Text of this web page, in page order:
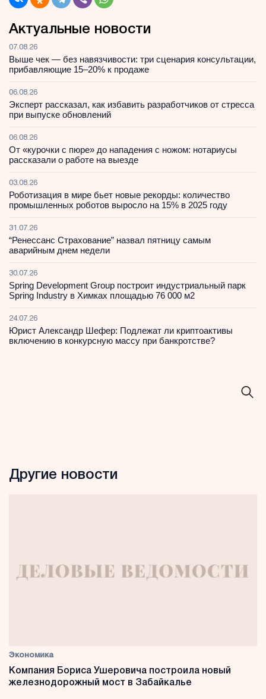
Актуальные новости
07.08.26
Выше чек — без навязчивости: три сценария консультации,
прибавляющие 15–20% к продаже
06.08.26
Эксперт рассказал, как избавить разработчиков от стресса
при выпуске обновлений
06.08.26
От «курочки с пюре» до нападения с ножом: нотариусы
рассказали о работе на выезде
03.08.26
Роботизация в мире бьет новые рекорды: количество
промышленных роботов выросло на 15% в 2025 году
31.07.26
“Ренессанс Страхование” назвал пятницу самым
аварийным днем недели
30.07.26
Spring Development Group построит индустриальный парк
Spring Industry в Химках площадью 76 000 м2
24.07.26
Юрист Александр Шефер: Подлежат ли криптоактивы
включению в конкурсную массу при банкротстве?
Другие новости
Экономика
Компания Бориса Ушеровича построила новый
железнодорожный мост в Забайкалье